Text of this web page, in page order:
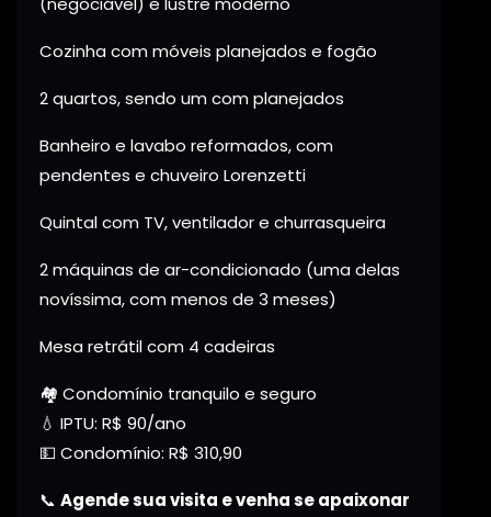
Cozinha com móveis planejados e fogão
2 quartos, sendo um com planejados
Banheiro e lavabo reformados, com
pendentes e chuveiro Lorenzetti
Quintal com TV, ventilador e churrasqueira
2 máquinas de ar-condicionado (uma delas
novíssima, com menos de 3 meses)
Mesa retrátil com 4 cadeiras
🏘️ Condomínio tranquilo e seguro
💧 IPTU: R$ 90/ano
💵 Condomínio: R$ 310,90
📞 Agende sua visita e venha se apaixonar